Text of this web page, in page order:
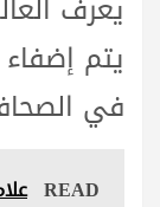
يتم
في
READ